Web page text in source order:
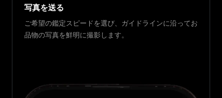
写真を送る
ご希望の鑑定スピードを選び、ガイドラインに沿ってお
品物の写真を鮮明に撮影します。